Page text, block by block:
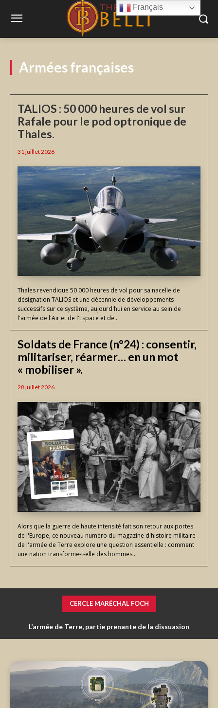
Armées françaises
TALIOS : 50 000 heures de vol sur
Rafale pour le pod optronique de
Thales.
31 juillet 2026
Thales revendique 50 000 heures de vol pour sa nacelle de
désignation TALIOS et une décennie de développements
successifs sur ce système, aujourd'hui en service au sein de
l'armée de l'Air et de l'Espace et de...
Soldats de France (n°24) : consentir,
militariser, réarmer… en un mot
« mobiliser ».
28 juillet 2026
Alors que la guerre de haute intensité fait son retour aux portes
de l'Europe, ce nouveau numéro du magazine d'histoire militaire
de l'armée de Terre explore une question essentielle : comment
une nation transforme-t-elle des hommes...
CERCLE MARÉCHAL FOCH
Institution militaire et police de la parole
Français